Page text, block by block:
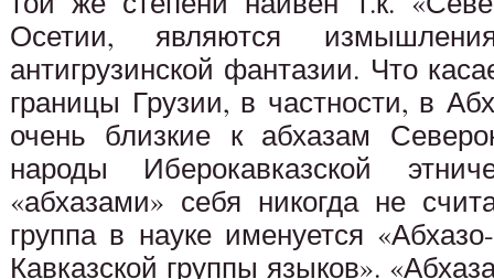
Осетии, являются
антигрузинской фантазии. Что
границы Грузии, в частности, в
очень близкие к абхазам
народы Иберокавказской
«абхазами» себя никогда не
группа в науке именуется
Кавказской группы языков».